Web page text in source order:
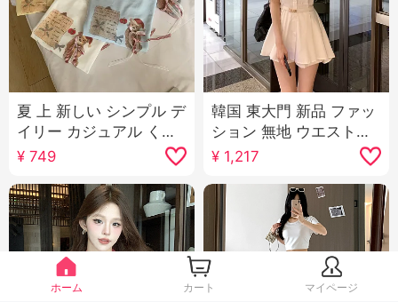
夏 上 新しい シンプル デ
イリー カジュアル くま
パターン リボン ルーズ
フィット マイナー 半袖
Tシャツ 韓国風 ニット
トップス
¥749
韓国 東大門 新品 ファッ
ション 無地 ウエストシ
ェイプ セクシー 表示 ボ
ディピース ミドル丈 シ
ャツ ショートパンツ セ
ットアップ 女性用
¥ 1,217
ホーム カート マイページ